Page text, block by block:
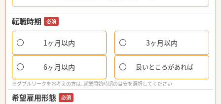
転職時期 必須
1ヶ月以内 3ヶ月以内
6ヶ月以内 良いところがあれば
※ダブルワークをお考えの方は、就業開始時期の目安を選択してください
希望雇用形態 必須